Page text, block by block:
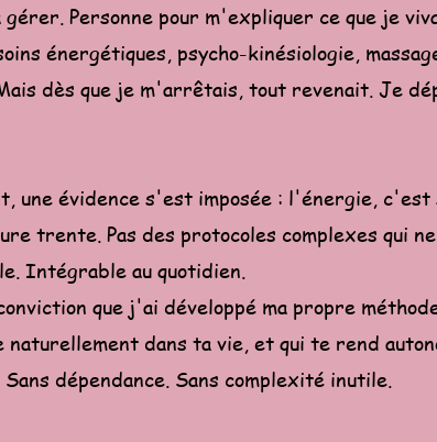
Personne pour m'expliquer ce que je
énergétiques, psycho-kinésiologie,
dès que je m'arrêtais, tout revenait. Je
une évidence s'est imposée : l'énergie, c'est
trente. Pas des protocoles complexes qui
Intégrable au quotidien.
que j'ai développé ma propre
dans ta vie, et qui te rend
dépendance. Sans complexité inutile.